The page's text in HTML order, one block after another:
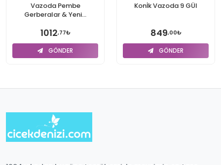
Vazoda Pembe
Gerberalar & Yeni...
1012,77₺
GÖNDER
Konİk Vazoda 9 GÜl
849,00₺
GÖNDER